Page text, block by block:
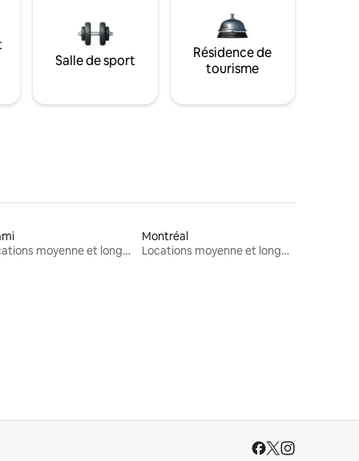
Salle de sport
Résidence de
tourisme
Locations moyenne et longue durée
Montréal
Locations moyenne et longue durée